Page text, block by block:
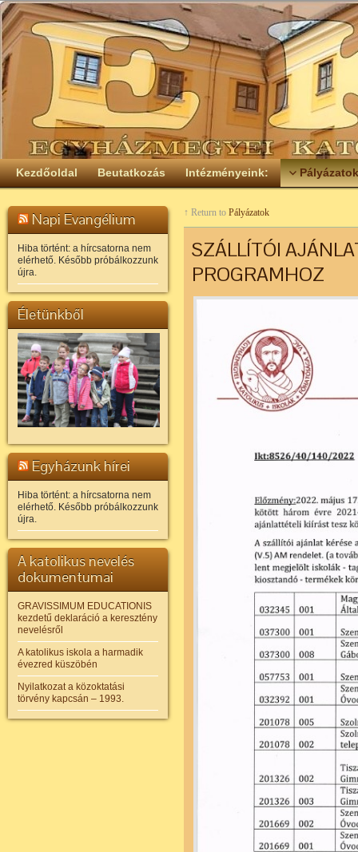
Kezdőoldal Beutatkozás Intézményeink: Pályázatok
Napi Evangélium
Hiba történt: a hírcsatorna nem
elérhető. Később próbálkozzunk
újra.
Életünkből
Egyházunk hírei
Hiba történt: a hírcsatorna nem
elérhető. Később próbálkozzunk
újra.
A katolikus nevelés
dokumentumai
GRAVISSIMUM EDUCATIONIS
kezdetű deklaráció a keresztény
nevelésről
A katolikus iskola a harmadik
évezred küszöbén
Nyilatkozat a közoktatási
törvény kapcsán – 1993.
↑ Return to Pályázatok
SZÁLLÍTÓI
PROGRAMHOZ